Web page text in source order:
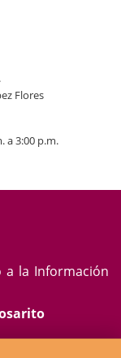
Flores
a 3:00 p.m.
a la Información